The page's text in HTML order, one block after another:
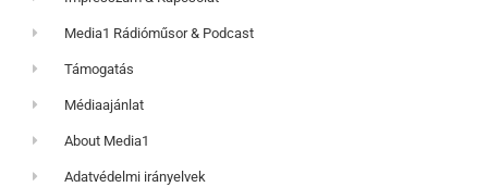
Media1 Rádióműsor & Podcast
Támogatás
Médiaajánlat
About Media1
Adatvédelmi irányelvek